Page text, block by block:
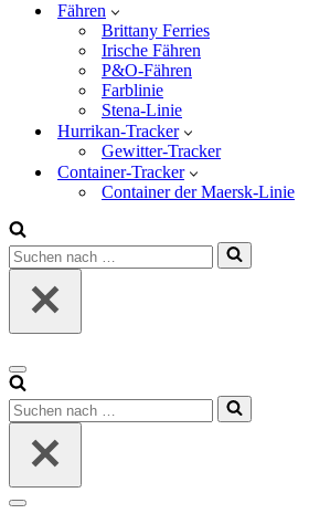
Fähren
Brittany Ferries
Irische Fähren
P&O-Fähren
Farblinie
Stena-Linie
Hurrikan-Tracker
Gewitter-Tracker
Container-Tracker
Container der Maersk-Linie
Suchen
nach …
Navigations-
Menü
Suchen
nach …
Navigations-